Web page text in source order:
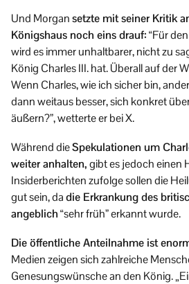
Und Morgansetzte mit seiner Kritik
Königshaus noch eins drauf:“Für
wird es immer unhaltbarer, nicht zu
König Charles III. hat. Überall auf der
Wenn Charles, wie ich sicher bin,
dann weitaus besser, sich konkret
äußern?”, wetterte er bei X.
Während dieSpekulationen um
weiter anhalten,gibt es jedoch einen
Insiderberichten zufolge sollen die
gut sein, dadie Erkrankung des
angeblich“sehr früh” erkannt wurde.
Die öffentliche Anteilnahme ist
Medien zeigen sich zahlreiche
Genesungswünsche an den König.